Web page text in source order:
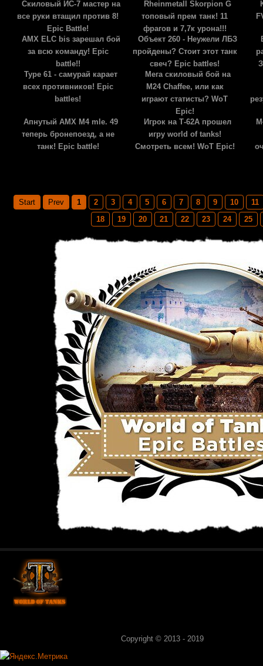
Скиловый ИС-7 мастер на
все руки втащил против 8!
Epic Battle!
Rheinmetall Skorpion G
топовый прем танк! 11
фрагов и 7,7к урона!!!
AMX ELC bis зарешал бой
за всю команду! Epic
battle!!
Объект 260 - Неужели ЛБЗ
пройдены? Стоит этот танк
свеч? Epic battles!
Type 61 - самурай карает
всех противников! Epic
battles!
Мега скиловый бой на
M24 Chaffee, или как
играют статисты? WoT
Epic!
Апнутый AMX M4 mle. 49
теперь бронепоезд, а не
танк! Epic battle!
Игрок на Т-62А прошел
игру world of tanks!
Смотреть всем! WoT Epic!
Start Prev 1 2 3 4 5 6 7 8 9 10
11
18
19 20 21 22 23 24 25
Copyright © 2013 - 2019